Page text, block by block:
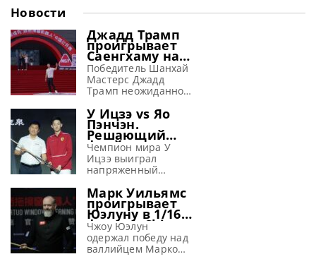
Лучший рефери по снукеру Алекс Крисан объявил о
своем уходе из профессионального тура. Хотя он
продолжит играть ключевую роль в развитии
Новости
Джадд Трамп
проигрывает
Саенгхаму на
турнире в
Тайюане
(видео)
Победитель Шанхай
Мастерс Джадд
Трамп неожиданно
поражение от
Ноппона Саенгхама
со счетом 3-6 в 1/16
финала на турнире
China Open 2026 в
Тайюане Первый
рейтинге Джадд
Трамп проиграл
тайцу Ноппону
Саенгхаму со счетом
3-6 в 1/16 финала
China Open 2026.
У Ицзэ vs Яо
Пэнчэн.
Решающий
фрейм матча
1/16 финала
China Open
2026 (видео)
Чемпион мира У
Ицзэ выиграл
напряженный
Яо Пэнчэна со
счетом 6-5 и
завоевал место в 1/8
финала на турнире
China Open 2026 в
Тайюане
Марк Уильямс
проигрывает
Юэлуну в 1/16
финала China
Open 2026
(видео)
Чжоу Юэлун
одержал победу над
валлийцем Марком